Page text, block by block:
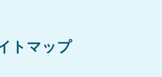
トマップ